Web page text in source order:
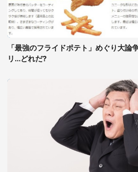
「最強のフライドポテト」めぐり大論
リ...どれだ?